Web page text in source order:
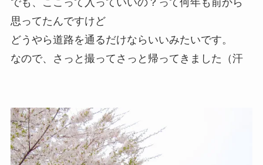
でも、ここって入っていいの？って何年も前から
思ってたんですけど
どうやら道路を通るだけならいいみたいです。
なので、さっと撮ってさっと帰ってきました（汗